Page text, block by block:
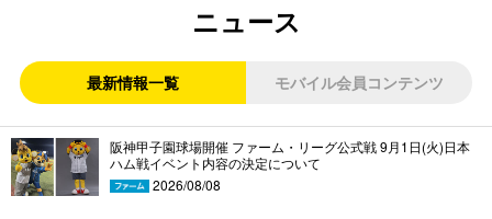
ニュース
最新情報一覧 モバイル会員コンテンツ
阪神甲子園球場開催 ファーム・リーグ公式戦 9月1日(火)日本
ハム戦イベント内容の決定について
2026/08/08